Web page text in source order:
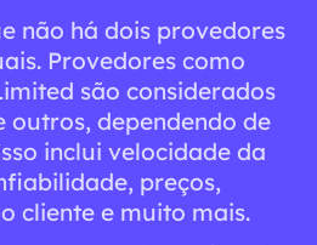
não há dois provedores
Provedores como
são considerados
outros, dependendo de
inclui velocidade da
preços,
cliente e muito mais.